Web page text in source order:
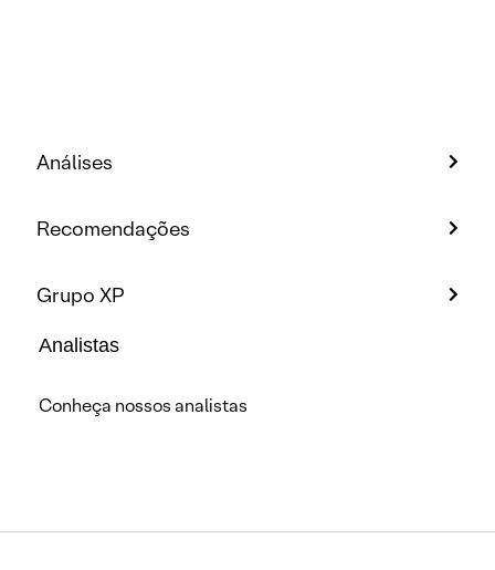
Análises
Recomendações
Grupo XP
Analistas
Conheça nossos analistas